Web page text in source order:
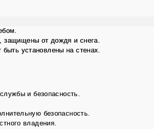
защищены от дождя и снега.
быть установлены на стенах.
и безопасность.
безопасность.
владения.